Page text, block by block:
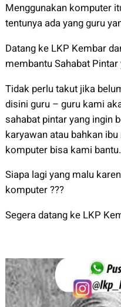
Menggunakan komputer
tentunya ada yang guru
Datang ke LKP Kembar
membantu Sahabat
Tidak perlu takut jika
disini guru – guru kami
sahabat pintar yang ingin
karyawan atau bahkan
komputer bisa kami bantu.
Siapa lagi yang malu
komputer ???
Segera datang ke LKP